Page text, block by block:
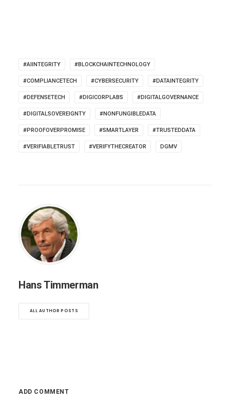
#AIINTEGRITY #BLOCKCHAINTECHNOLOGY
#COMPLIANCETECH #CYBERSECURITY #DATAINTEGRITY
#DEFENSETECH #DIGICORPLABS #DIGITALGOVERNANCE
#DIGITALSOVEREIGNTY #NONFUNGIBLEDATA
#PROOFOVERPROMISE #SMARTLAYER #TRUSTEDDATA
#VERIFIABLETRUST #VERIFYTHECREATOR DGMV
Hans Timmerman
ALL AUTHOR POSTS
ADD COMMENT